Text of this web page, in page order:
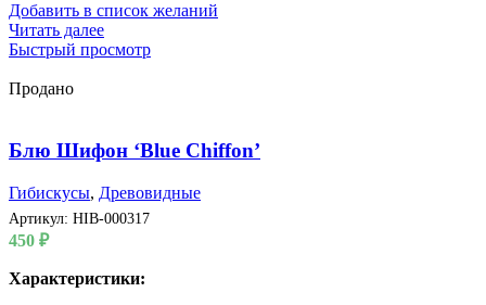
Добавить в список желаний
Читать далее
Быстрый просмотр
Продано
Блю Шифон ‘Blue Chiffon’
Гибискусы, Древовидные
Артикул: HIB-000317
450 ₽
Характеристики: